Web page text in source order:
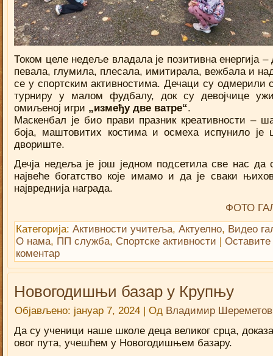
Током целе недеље владала је позитивна енергија –
певала, глумила, плесала, имитирала, вежбала и
се у спортским активностима. Дечаци су одмерили
турниру у малом фудбалу, док су девојчице
омиљеној игри „између две ватре“.
Маскенбал је био прави празник креативности –
боја, маштовитих костима и осмеха испунило је
двориште.
Дечја недеља је још једном подсетила све нас да
највеће богатство које имамо и да је сваки
највреднија награда.
ФОТО
Категорија: Активности учитеља, Актуелно, Видео
О нама, ПП служба, Спортске активности | Оставите
коментар
Новогодишњи базар у Крупњу
Објављено: јануар 7, 2024 | Од Владимир Шереметов
Да су ученици наше школе деца великог срца,
овог пута, учешћем у Новогодишњем базару.